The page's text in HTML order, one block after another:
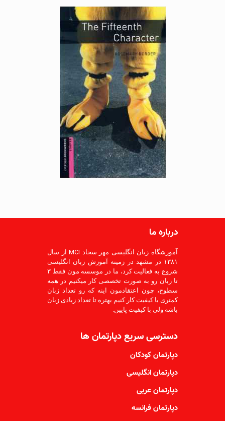
درباره ما
آموزشگاه زبان انگلیسی مهر سجاد MCI از سال
۱۳۸۱ در مشهد در زمینه آموزش زبان انگلیسی
شروع به فعالیت کرد، ما در موسسه مون فقط ۳
تا زبان رو به صورت تخصصی کار میکنیم در همه
سطوح، چون اعتقادمون اینه که رو تعداد زبان
کمتری با کیفیت کار کنیم بهتره تا تعداد زیادی زبان
باشه ولی با کیفیت پایین.
دسترسی سریع دپارتمان ها
دپارتمان کودکان
دپارتمان انگلیسی
دپارتمان عربی
دپارتمان فرانسه